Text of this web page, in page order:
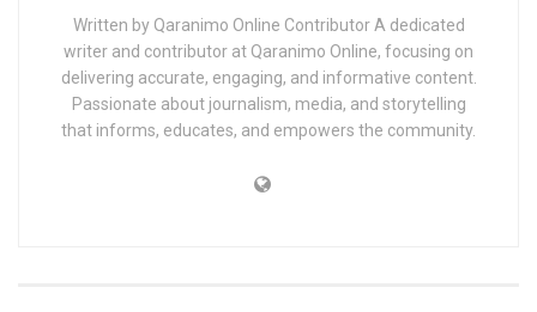
Written by Qaranimo Online Contributor A dedicated
writer and contributor at Qaranimo Online, focusing on
delivering accurate, engaging, and informative content.
Passionate about journalism, media, and storytelling
that informs, educates, and empowers the community.